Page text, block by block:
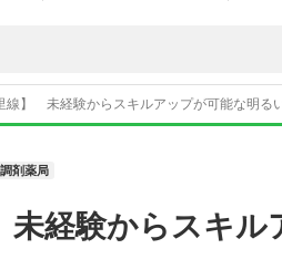
線】 未経験からスキルアップが可能な明る
調剤薬局
経験からスキ